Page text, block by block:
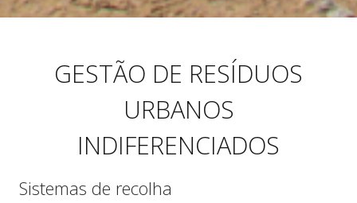
GESTÃO DE RESÍDUOS
URBANOS
INDIFERENCIADOS
Sistemas de recolha